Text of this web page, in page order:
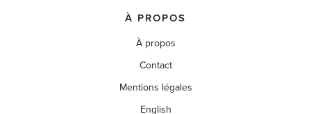
À PROPOS
À propos
Contact
Mentions légales
English